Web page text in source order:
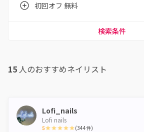
初回オフ 無料
検索条件
15 人のおすすめネイリスト
Lofi_nails
Lofi nails
5 (344件)